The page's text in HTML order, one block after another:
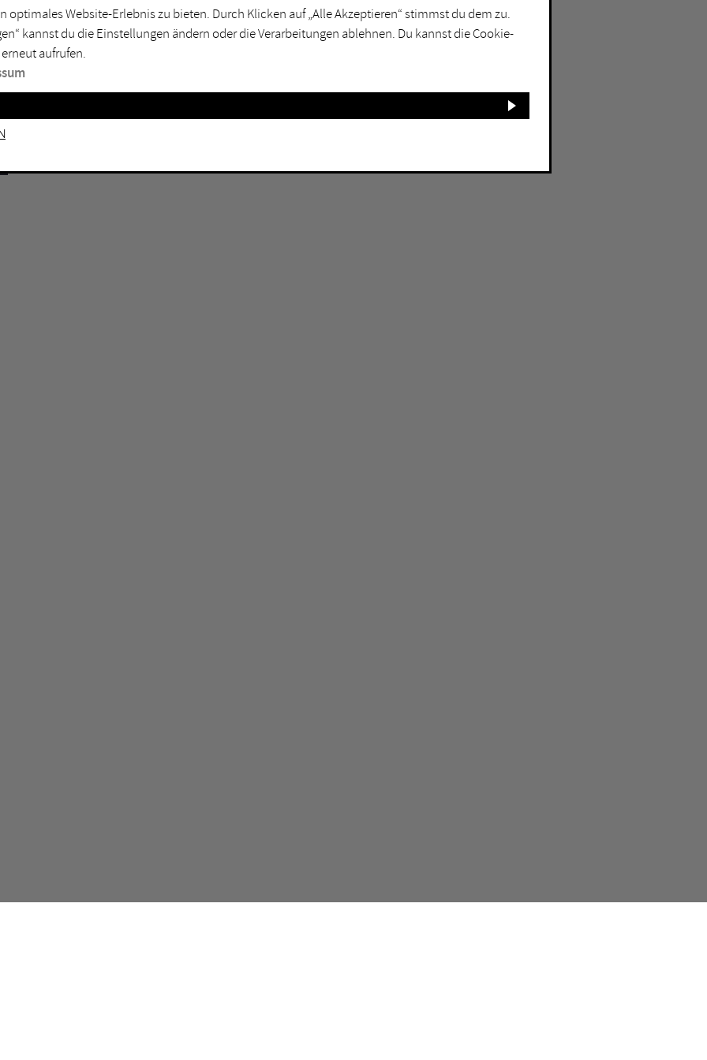
Marl
Mülheim an der Ruhr
optimales Website-Erlebnis zu bieten. Durch Klicken auf „Alle Akzeptieren“ stimmst du dem zu.
kannst du die Einstellungen ändern oder die Verarbeitungen ablehnen. Du kannst die Cookie-
aufrufen.